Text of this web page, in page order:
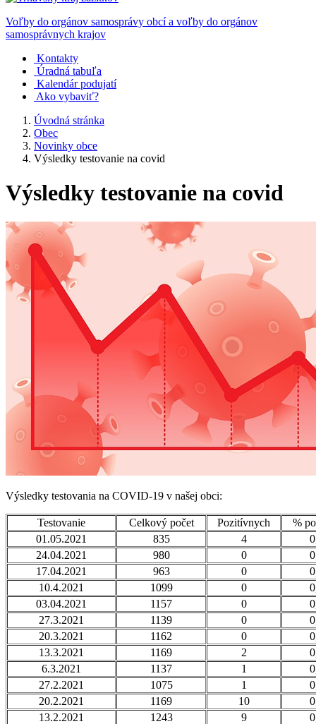
Voľby do orgánov samosprávy obcí a voľby do orgánov
samosprávnych krajov
Kontakty
Úradná tabuľa
Kalendár podujatí
Ako vybaviť?
Úvodná stránka
Obec
Novinky obce
Výsledky testovanie na covid
Výsledky testovanie na covid
Výsledky testovania na COVID-19 v našej obci:
Testovanie Celkový počet Pozitívnych
%
01.05.2021
835 4
24.04.2021
980 0
17.04.2021
963 0
10.4.2021
1099 0
03.04.2021
1157 0
27.3.2021
1139 0
20.3.2021
1162 0
13.3.2021
1169 2
6.3.2021
1137 1
27.2.2021
1075 1
20.2.2021
1169 10
13.2.2021
1243 9